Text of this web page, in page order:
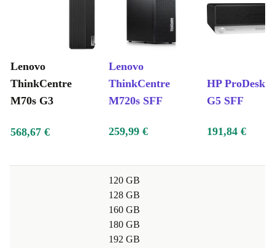
Lenovo
ThinkCentre
M70s G3
Lenovo
ThinkCentre
M720s SFF
HP ProDesk
G5 SFF
568,67 € 259,99 € 191,84 €
120 GB
128 GB
160 GB
180 GB
192 GB